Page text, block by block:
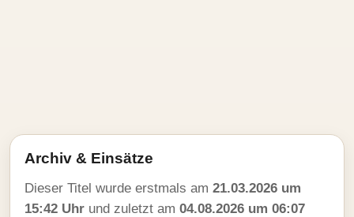
Archiv & Einsätze
Dieser Titel wurde erstmals am 21.03.2026 um
15:42 Uhr und zuletzt am 04.08.2026 um 06:07